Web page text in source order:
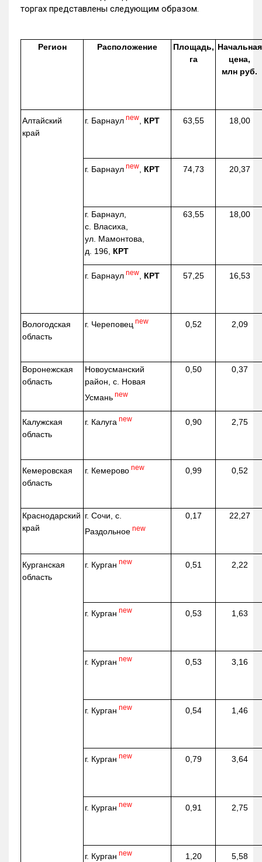
торгах представлены следующим образом.
Регион Расположение
Площадь,
га
Начальная
цена,
млн руб.
Алтайский
край
г. Барнаул new КРТ 63,55 18,00
г. Барнаул new КРТ 74,73 20,37
г. Барнаул,
с. Власиха,
ул. Мамонтова,
д. 196, КРТ
63,55 18,00
г. Барнаул new КРТ 57,25 16,53
Вологодская
область
г. Череповец new 0,52 2,09
Воронежская
область
Новоусманский
район, с. Новая
Усмань new
0,50 0,37
Калужская
область
г. Калуга new 0,90 2,75
Кемеровская
область
г. Кемерово new 0,99 0,52
Краснодарский
край
г. Сочи, с.
Раздольное new
0,17 22,27
Курганская
область
г. Курган new 0,51 2,22
г. Курган new 0,53 1,63
г. Курган new 0,53 3,16
г. Курган new 0,54 1,46
г. Курган new 0,79 3,64
г. Курган new 0,91 2,75
г. Курган new 1,20 5,58